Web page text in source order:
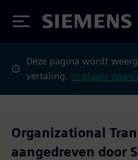
Siemens
Deze pagina wordt
vertaling. In plaats
Organizational
aangedreven door